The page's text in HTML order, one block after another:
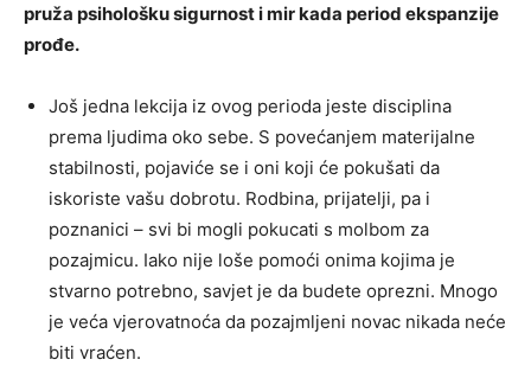
pruža psihološku sigurnost i mir kada period ekspanzije
prođe.
Još jedna lekcija iz ovog perioda jeste disciplina
prema ljudima oko sebe. S povećanjem materijalne
stabilnosti, pojaviće se i oni koji će pokušati da
iskoriste vašu dobrotu. Rodbina, prijatelji, pa i
poznanici – svi bi mogli pokucati s molbom za
pozajmicu. Iako nije loše pomoći onima kojima je
stvarno potrebno, savjet je da budete oprezni. Mnogo
je veća vjerovatnoća da pozajmljeni novac nikada neće
biti vraćen.